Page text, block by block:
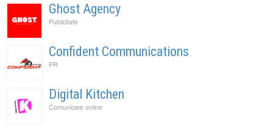
Ghost Agency
Publicitate
Confident Communications
PR
Digital Kitchen
Comunicare online